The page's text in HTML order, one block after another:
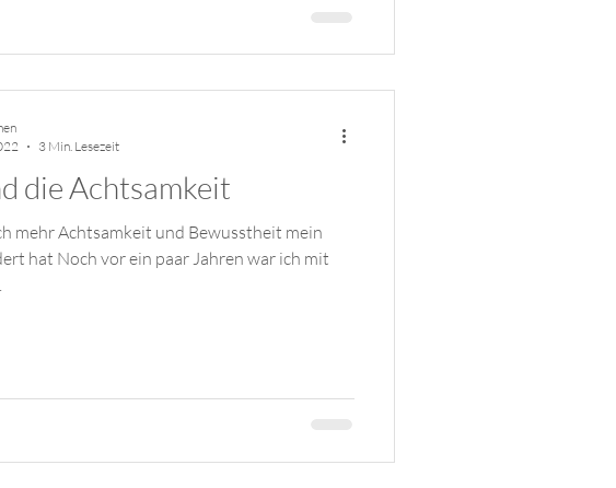
die Achtsamkeit
mehr Achtsamkeit und Bewusstheit mein
paar Jahren war ich mit
3 Min. Lesezeit